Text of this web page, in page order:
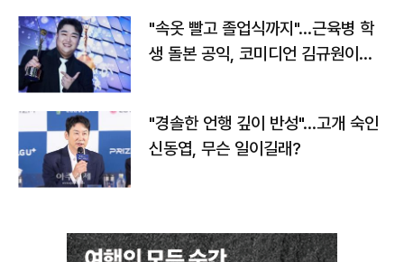
"속옷 빨고 졸업식까지"…근육병 학
생 돌본 공익, 코미디언 김규원이었
"경솔한 언행 깊이 반성"…고개 숙인
신동엽, 무슨 일이길래?